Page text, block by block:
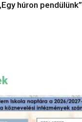
húron pendülünk”